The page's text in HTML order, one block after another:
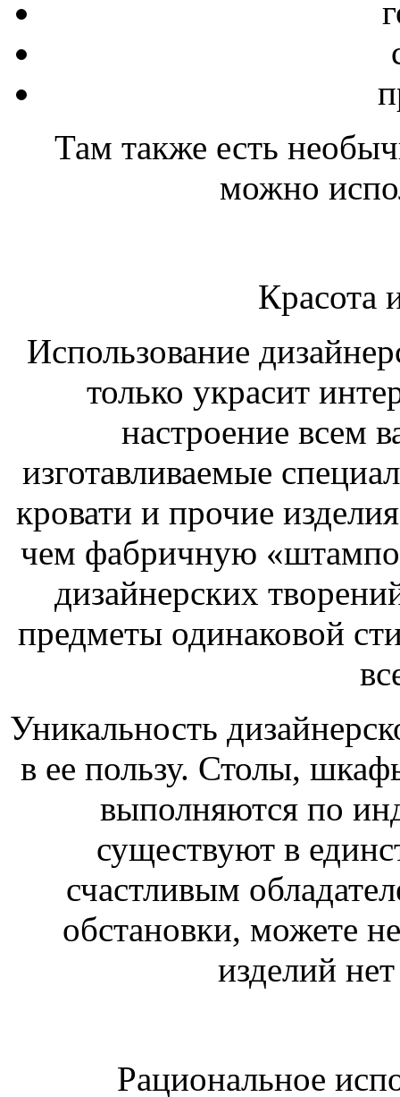
Там также есть
можно
Красота
Использование
только украсит
настроение всем
изготавливаемые
кровати и прочие
чем фабричную
дизайнерских
предметы одинаковой
Уникальность
в ее пользу. Столы,
выполняются по
существуют в
счастливым
обстановки, можете
изделий
Рациональное